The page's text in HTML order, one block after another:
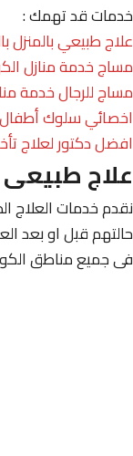
خدمات قد تهمك :
علاج طبيعي بالمنزل
مساج خدمة منازل
مساج للرجال خدمة
اخصائي سلوك
افضل دكتور لعلاج
علاج
نقدم خدمات العلاج
حالتهم قبل او بعد
فى جميع مناطق